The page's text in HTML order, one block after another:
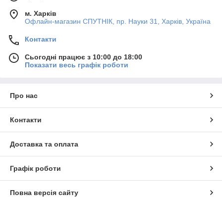
м. Харків
Офлайн-магазин СПУТНІК, пр. Науки 31, Харків, Україна
Контакти
Сьогодні працює з 10:00 до 18:00
Показати весь графік роботи
Про нас
Контакти
Доставка та оплата
Графік роботи
Повна версія сайту